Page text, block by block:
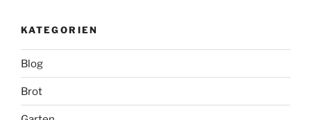
KATEGORIEN
Blog
Brot